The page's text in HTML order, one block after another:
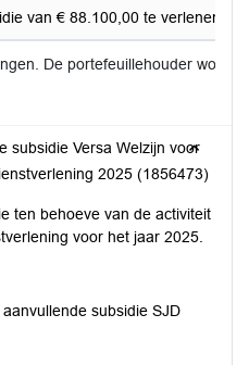
van € 88.100,00 te verlenen
De portefeuillehouder wordt
subsidie Versa Welzijn voor
2025 (1856473)
ten behoeve van de activiteit
voor het jaar 2025.
subsidie SJD